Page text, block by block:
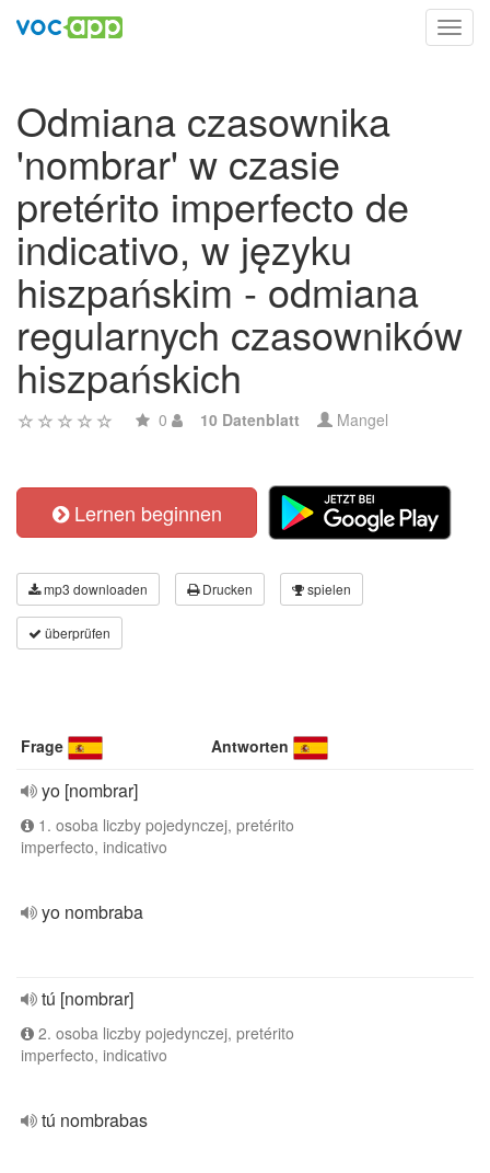
Odmiana czasownika
'nombrar' w czasie
pretérito imperfecto de
indicativo, w języku
hiszpańskim - odmiana
regularnych czasowników
hiszpańskich
0 10 Datenblatt Mangel
Lernen beginnen
mp3 downloaden Drucken spielen
überprüfen
Frage Antworten
yo [nombrar]
1. osoba liczby pojedynczej, pretérito
imperfecto, indicativo
yo nombraba
tú [nombrar]
2. osoba liczby pojedynczej, pretérito
imperfecto, indicativo
tú nombrabas